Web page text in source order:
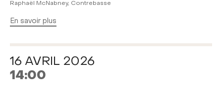
Raphaël McNabney, Contrebasse
En savoir plus
16 AVRIL 2026
14:00